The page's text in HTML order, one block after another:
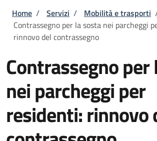
Briciole di pane
Home / Servizi / Mobilità e trasporti
Contrassegno per la sosta nei parcheggi
rinnovo del contrassegno
Contrassegno per
nei parcheggi per
residenti: rinnovo